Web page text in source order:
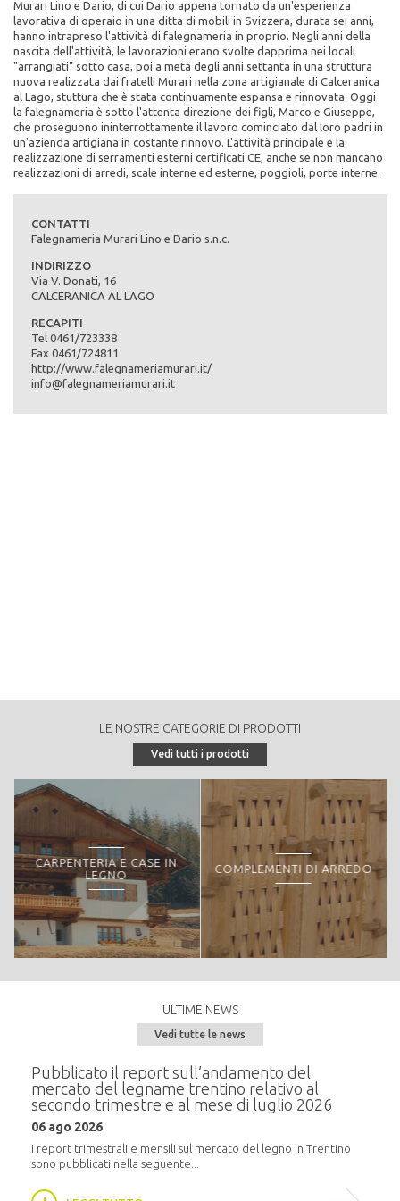
Murari Lino e Dario, di cui Dario appena tornato da un'esperienza
lavorativa di operaio in una ditta di mobili in Svizzera, durata sei anni,
hanno intrapreso l'attività di falegnameria in proprio. Negli anni della
nascita dell'attività, le lavorazioni erano svolte dapprima nei locali
"arrangiati" sotto casa, poi a metà degli anni settanta in una struttura
nuova realizzata dai fratelli Murari nella zona artigianale di Calceranica
al Lago, stuttura che è stata continuamente espansa e rinnovata. Oggi
la falegnameria è sotto l'attenta direzione dei figli, Marco e Giuseppe,
che proseguono ininterrottamente il lavoro cominciato dal loro padri in
un'azienda artigiana in costante rinnovo. L'attività principale è la
realizzazione di serramenti esterni certificati CE, anche se non mancano
realizzazioni di arredi, scale interne ed esterne, poggioli, porte interne.
CONTATTI
Falegnameria Murari Lino e Dario s.n.c.
INDIRIZZO
Via V. Donati, 16
CALCERANICA AL LAGO
RECAPITI
Tel 0461/723338
Fax 0461/724811
http://www.falegnameriamurari.it/
info@falegnameriamurari.it
scomparsa.
Materie prime:
Lamellare di abete, larice o rovere
Certificato prodotto:
UNI EN 14351-1:2006+A1:2010
RICHIEDI PREVENTIVO
Finestre in legno/alluminio - Serramenti
Le finestre "Martina" sono realizzate mediante la copertura dell'infisso
in legno con telai in alluminio, per preservare il legno dagli agenti
atomosferici, rendendo praticamente nullo ogni successivo intervendo
una vasta gamma di colori e tinte.
Porte interne - Serramenti
La nostra falegnameria dispone di numerose tipologie di porte interne
moderne, classiche o rustiche, secondo lo stile di ogni abitazione.
RICHIEDI PREVENTIVO
Scale e arredamento - Complementi di arredo
progettati su misura degli ambienti dove vengono inseriti.
RICHIEDI PREVENTIVO
LE NOSTRE CATEGORIE DI PRODOTTI
Vedi tutti i prodotti
CARPENTERIA E CASE IN
LEGNO
COMPLEMENTI DI ARREDO
ULTIME NEWS
Vedi tutte le news
Pubblicato il report sull’andamento del
mercato del legname trentino relativo al
secondo trimestre e al mese di luglio 2026
06 ago 2026
I report trimestrali e mensili sul mercato del legno in Trentino
sono pubblicati nella seguente...